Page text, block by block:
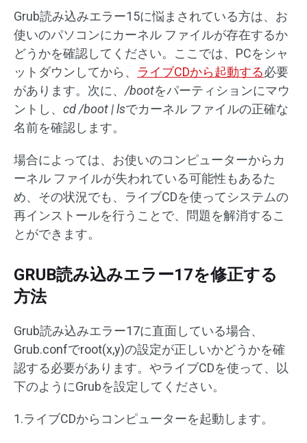
Grub読み込みエラー15に悩まされている方は、お
使いのパソコンにカーネル ファイルが存在するか
どうかを確認してください。ここでは、PCをシャ
ットダウンしてから、 ライブCDから起動する必要
があります。次に、 /bootをパーティションにマウ
ントし、 cd /boot | lsでカーネル ファイルの正確な
名前を確認します。
場合によっては、お使いのコンピューターからカ
ーネル ファイルが失われている可能性もあるた
め、その状況でも、ライブCDを使ってシステムの
再インストールを行うことで、問題を解消するこ
とができます。
GRUB読み込みエラー17を修正する
方法
Grub読み込みエラー17に直面している場合、
Grub.confでroot(x,y)の設定が正しいかどうかを確
認する必要があります。やライブCDを使って、以
下のようにGrubを設定してください。
1.ライブCDからコンピューターを起動します。